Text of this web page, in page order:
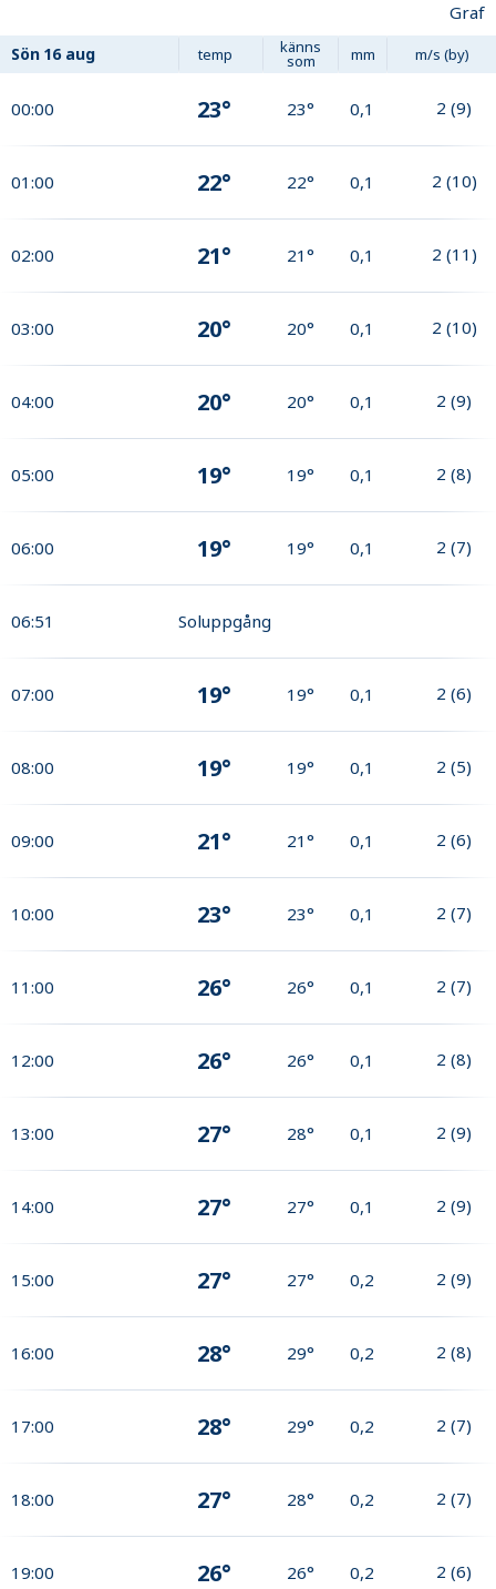
Graf
Sön 16 aug temp känns
som mm m/s (by)
00:00 23° 23° 0,1 2 (9)
01:00 22° 22° 0,1 2 (10)
02:00 21° 21° 0,1 2 (11)
03:00 20° 20° 0,1 2 (10)
04:00 20° 20° 0,1 2 (9)
05:00 19° 19° 0,1 2 (8)
06:00 19° 19° 0,1 2 (7)
06:51 Soluppgång
07:00 19° 19° 0,1 2 (6)
08:00 19° 19° 0,1 2 (5)
09:00 21° 21° 0,1 2 (6)
10:00 23° 23° 0,1 2 (7)
11:00 26° 26° 0,1 2 (7)
12:00 26° 26° 0,1 2 (8)
13:00 27° 28° 0,1 2 (9)
14:00 27° 27° 0,1 2 (9)
15:00 27° 27° 0,2 2 (9)
16:00 28° 29° 0,2 2 (8)
17:00 28° 29° 0,2 2 (7)
18:00 27° 28° 0,2 2 (7)
19:00 26° 26° 0,2 2 (6)